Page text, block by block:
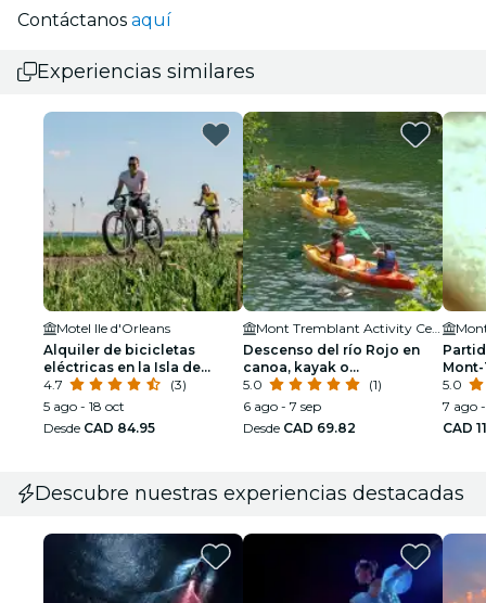
Contáctanos aquí
Experiencias similares
Motel Ile d'Orleans
Alquiler de bicicletas
eléctricas en la Isla de
Orléans
4.7
(3)
5 ago - 18 oct
Desde CAD 84.95
Descenso del río Rojo en
canoa, kayak o
paddleboard
5.0
(1)
6 ago - 7 sep
Desde CAD 69.82
5.0
7 ago
CAD
Descubre nuestras experiencias destacadas